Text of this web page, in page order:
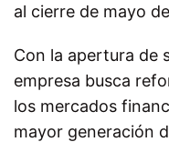
al cierre de mayo
Con la apertura de
empresa busca
los mercados
mayor generación